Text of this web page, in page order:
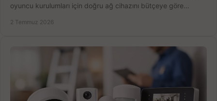
oyuncu kurulumları için doğru ağ cihazını bütçeye göre
2 Temmuz 2026